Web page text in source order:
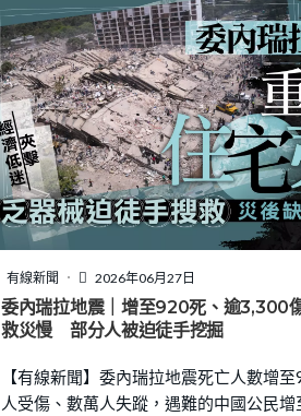
米，大片農田被雨水淹浸，農民出動抽水
里溪的堰塞湖蓄水量已超過七成，面臨潰
布紅色警戒，緊急撤離附近居民和實施封
有線新聞 2026年06月27日
委內瑞拉地震｜增至920死、逾3,300
救災慢 部分人被迫徒手挖掘
【有線新聞】委內瑞拉地震死亡人數增
人受傷、數萬人失蹤，遇難的中國公民